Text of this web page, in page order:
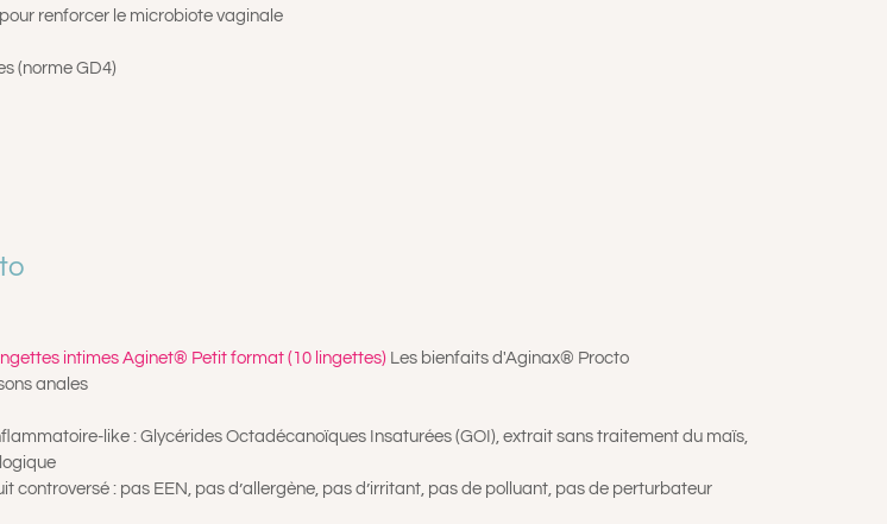
renforcer le microbiote vaginale
(norme GD4)
intimes Aginet® Petit format (10 lingettes)Les bienfaits d'Aginax® Procto
anales
like : Glycérides Octadécanoïques Insaturées (GOI), extrait sans traitement du maïs,
controversé : pas EEN, pas d’allergène, pas d’irritant, pas de polluant, pas de perturbateur